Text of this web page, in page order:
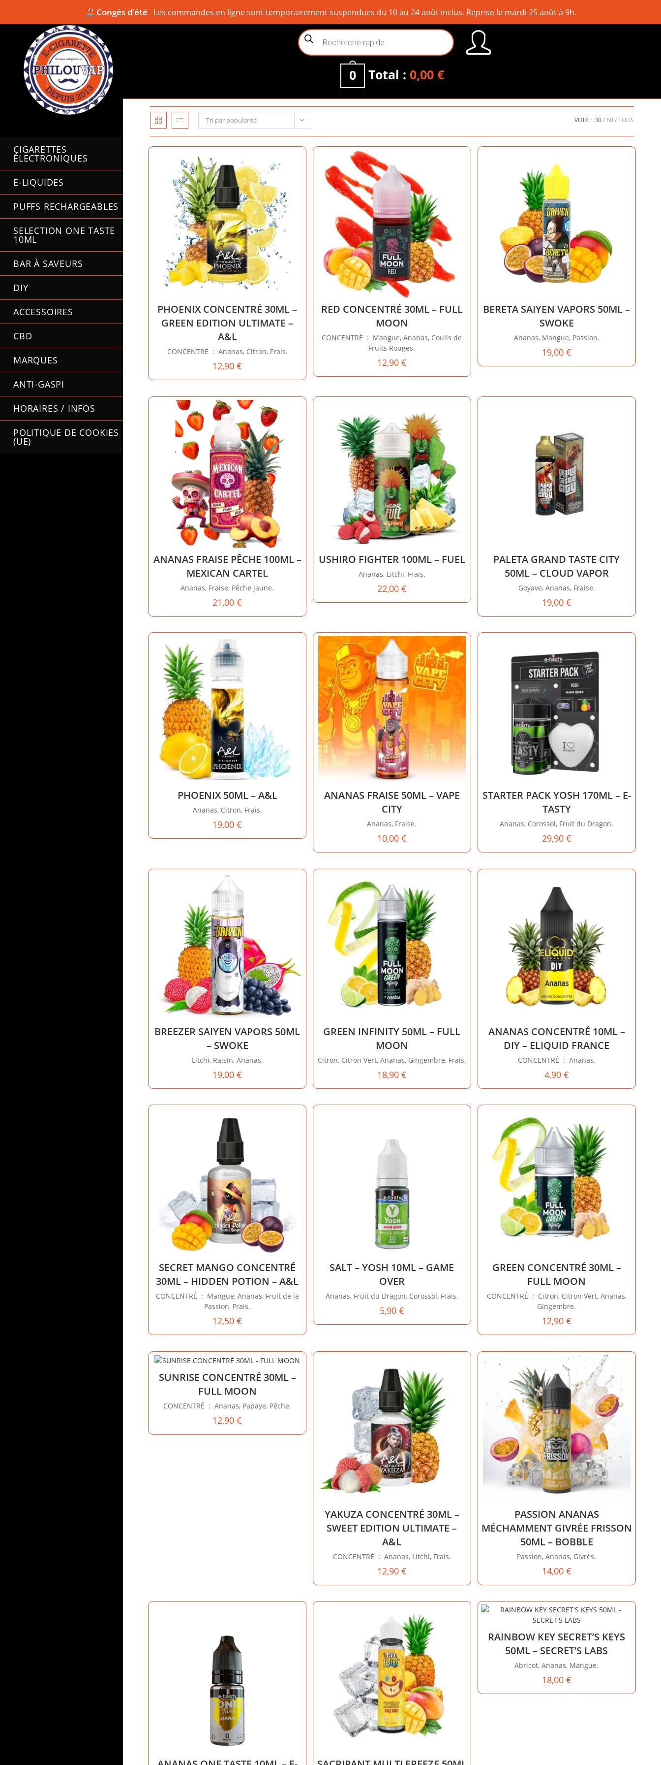
Congés d’été Les commandes en ligne sont temporairement suspendues du 10 au 24 août inclus. Reprise le mardi 25 août à 9h.
Recherche
de
0 Total : 0,00 €
CIGARETTES
ÉLECTRONIQUES
E-LIQUIDES
PUFFS RECHARGEABLES
SELECTION ONE TASTE
10ML
BAR À SAVEURS
DIY
ACCESSOIRES
CBD
MARQUES
ANTI-GASPI
HORAIRES / INFOS
POLITIQUE DE COOKIES
(UE)
Tri par popularité VOIR : 30 60 TOUS
PHOENIX CONCENTRÉ 30ML –
GREEN EDITION ULTIMATE –
A&L
CONCENTRÉ : Ananas, Citron, Frais.
12,90€
RED CONCENTRÉ 30ML – FULL
MOON
CONCENTRÉ : Mangue, Ananas, Coulis de
Fruits Rouges.
12,90 €
BERETA SAIYEN VAPORS 50ML –
SWOKE
Ananas, Mangue, Passion.
19,00 €
ANANAS FRAISE PÊCHE 100ML –
MEXICAN CARTEL
Ananas, Fraise, Pêche jaune.
21,00€
USHIRO FIGHTER 100ML – FUEL
Ananas, Litchi, Frais.
22,00 €
PALETA GRAND TASTE CITY
50ML – CLOUD VAPOR
Goyave, Ananas, Fraise.
19,00 €
PHOENIX 50ML – A&L
Ananas, Citron, Frais.
19,00€
ANANAS FRAISE 50ML – VAPE
CITY
Ananas, Fraise.
10,00 €
STARTER PACK YOSH 170ML – E-
TASTY
Ananas, Corossol, Fruit du Dragon.
29,90 €
BREEZER SAIYEN VAPORS 50ML
– SWOKE
Litchi, Raisin, Ananas.
19,00€
GREEN INFINITY 50ML – FULL
MOON
Citron, Citron Vert, Ananas, Gingembre, Frais.
18,90 €
ANANAS CONCENTRÉ 10ML –
DIY – ELIQUID FRANCE
CONCENTRÉ : Ananas.
4,90 €
SECRET MANGO CONCENTRÉ
30ML – HIDDEN POTION – A&L
CONCENTRÉ : Mangue, Ananas, Fruit de la
Passion, Frais.
12,50€
SALT – YOSH 10ML – GAME
OVER
Ananas, Fruit du Dragon, Corossol, Frais.
5,90 €
GREEN CONCENTRÉ 30ML –
FULL MOON
CONCENTRÉ : Citron, Citron Vert, Ananas,
Gingembre.
12,90 €
SUNRISE CONCENTRÉ 30ML –
FULL MOON
CONCENTRÉ : Ananas, Papaye, Pêche.
12,90€
YAKUZA CONCENTRÉ 30ML –
SWEET EDITION ULTIMATE –
A&L
CONCENTRÉ : Ananas, Litchi, Frais.
12,90 €
PASSION ANANAS
MÉCHAMMENT GIVRÉE FRISSON
50ML – BOBBLE
Passion, Ananas, Givrés.
14,00 €
RAINBOW KEY SECRET’S KEYS
50ML – SECRET’S LABS
Abricot, Ananas, Mangue.
18,00 €